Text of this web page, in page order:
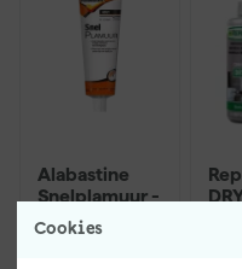
Cookies
Alabastine
Snelplamuur -
Tube - 225g